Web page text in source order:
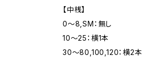
【中桟】
0～8,SM：無し
10～25：横1本
30～80,100,120：横2本